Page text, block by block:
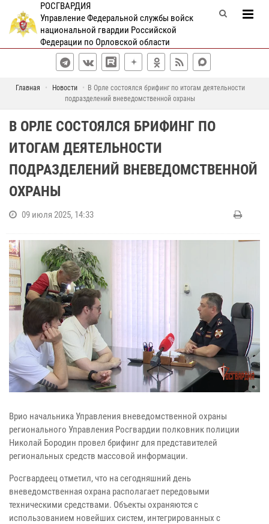
РОСГВАРДИЯ
Управление Федеральной службы войск
национальной гвардии Российской
Федерации по Орловской области
Главная Новости
В Орле состоялся брифинг по итогам деятельности
подразделений вневедомственной охраны
В ОРЛЕ СОСТОЯЛСЯ БРИФИНГ ПО
ИТОГАМ ДЕЯТЕЛЬНОСТИ
ПОДРАЗДЕЛЕНИЙ ВНЕВЕДОМСТВЕННОЙ
ОХРАНЫ
09 июля 2025, 14:33
Врио начальника Управления вневедомственной охраны
регионального Управления Росгвардии полковник полиции
Николай Бородин провел брифинг для представителей
региональных средств массовой информации.
Росгвардеец отметил, что на сегодняшний день
вневедомственная охрана располагает передовыми
техническими средствами. Объекты охраняются с
использованием новейших систем, интегрированных с